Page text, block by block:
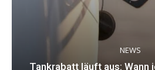
NEWS
Tankrabatt läuft aus: Wann